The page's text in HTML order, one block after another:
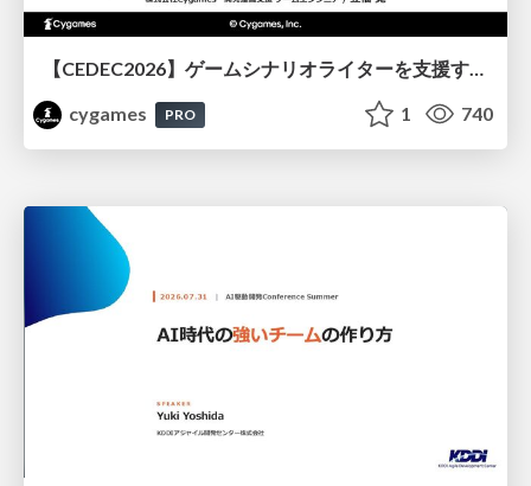
cygames
PRO 1 740